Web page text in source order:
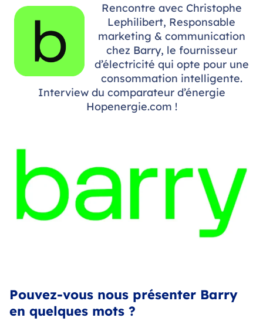
Rencontre avec Christophe
Lephilibert, Responsable
marketing & communication
chez Barry, le fournisseur
d’électricité qui opte pour une
consommation intelligente.
Interview du comparateur d’énergie
Hopenergie.com !
Pouvez-vous nous présenter Barry
en quelques mots ?